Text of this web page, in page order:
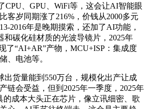
CPU、GPU、WiFi等，这会让AI智能眼
客岁同期涨了216%，价钱从2000多元
2016年是晚期摸索，还加了AI功能，
和碳化硅材质的光波导镜片，2025年
了“AI+AR”产物，MCU+ISP：集成度
、电池等。
货量能到550万台，规模化出产让成
链会受益，但到2025年一季度，2025年
的成本大头正在芯片，像立讯细密、歌